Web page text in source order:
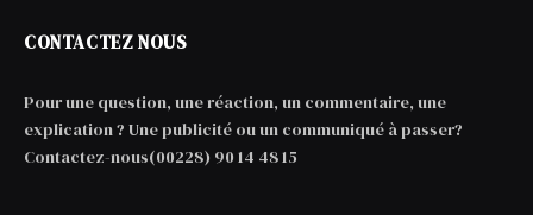
CONTACTEZ NOUS
Pour une question, une réaction, un commentaire, une
explication ? Une publicité ou un communiqué à passer?
Contactez-nous(00228) 90 14 48 15